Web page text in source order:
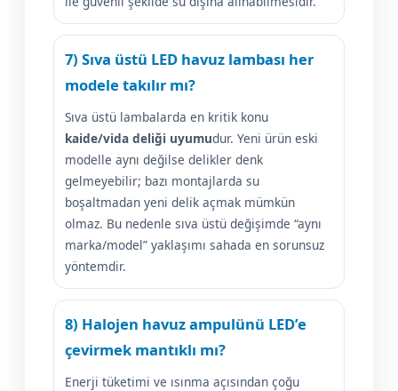
7) Sıva üstü LED havuz lambası her
modele takılır mı?
Sıva üstü lambalarda en kritik konu
kaide/vida deliği uyumudur. Yeni ürün eski
modelle aynı değilse delikler denk
gelmeyebilir; bazı montajlarda su
boşaltmadan yeni delik açmak mümkün
olmaz. Bu nedenle sıva üstü değişimde “aynı
marka/model” yaklaşımı sahada en sorunsuz
yöntemdir.
8) Halojen havuz ampulünü LED’e
çevirmek mantıklı mı?
Enerji tüketimi ve ısınma açısından çoğu